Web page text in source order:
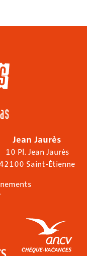
Jean Jaurès
10 Pl. Jean Jaurès
42100 Saint-Étienne